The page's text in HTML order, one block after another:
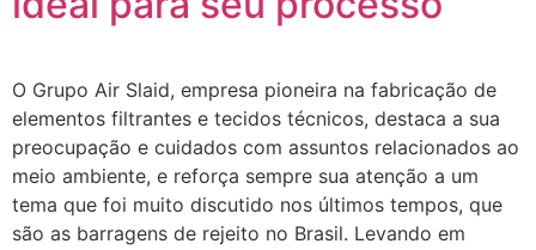
O Grupo Air Slaid, empresa pioneira na fabricação de
elementos filtrantes e tecidos técnicos, destaca a sua
preocupação e cuidados com assuntos relacionados ao
meio ambiente, e reforça sempre sua atenção a um
tema que foi muito discutido nos últimos tempos, que
são as barragens de rejeito no Brasil. Levando em